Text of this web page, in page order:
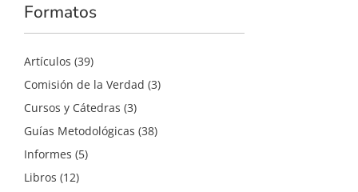
Formatos
Artículos (39)
Comisión de la Verdad (3)
Cursos y Cátedras (3)
Guías Metodológicas (38)
Informes (5)
Libros (12)